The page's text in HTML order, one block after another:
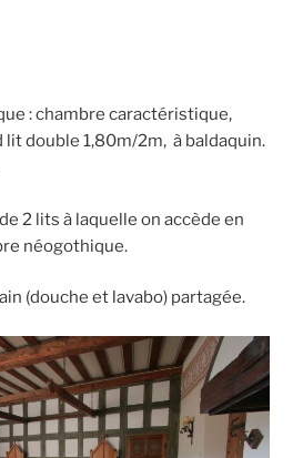
: chambre caractéristique,
lit double 1,80m/2m, à baldaquin.
2 lits à laquelle on accède en
néogothique.
(douche et lavabo) partagée.